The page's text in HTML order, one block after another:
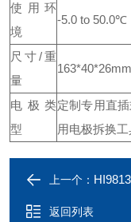
使用环
境
-5.0 to 50.0℃
尺寸/重
量
电极类
型
定制专用直
用电极拆换工
上一个：
返回列表